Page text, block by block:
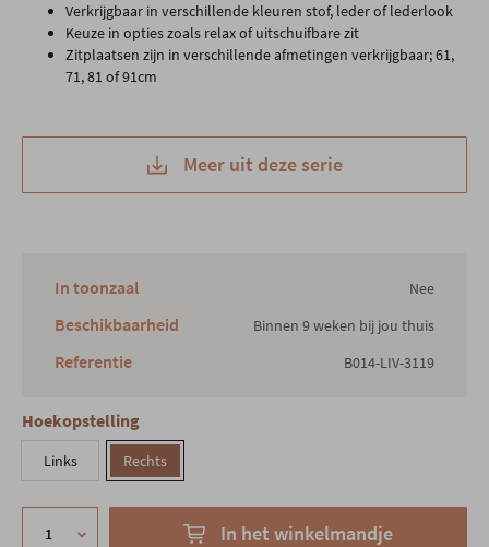
Verkrijgbaar in verschillende kleuren stof, leder of lederlook
Keuze in opties zoals relax of uitschuifbare zit
Zitplaatsen zijn in verschillende afmetingen verkrijgbaar; 61,
71, 81 of 91cm
Meer uit deze serie
In toonzaal Nee
Beschikbaarheid Binnen 9 weken bij jou thuis
Referentie B014-LIV-3119
Hoekopstelling
Links Rechts
In het winkelmandje